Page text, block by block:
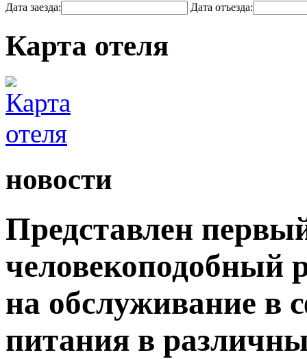
Дата заезда: Дата отъезда:
Карта отеля
новости
Представлен
человекоподобный
на обслуживание в
питания в